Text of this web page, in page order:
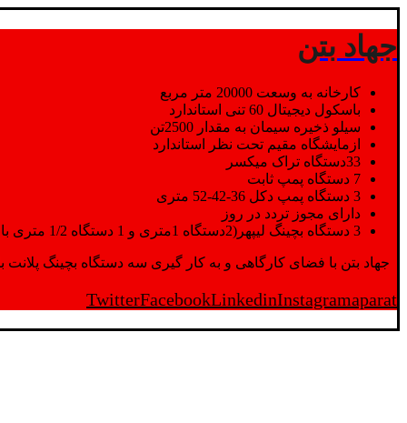
جهاد بتن
کارخانه به وسعت 20000 متر مربع
باسکول دیجیتال 60 تنی استاندارد
سیلو ذخیره سیمان به مقدار 2500تن
ازمایشگاه مقیم تحت نظر استاندارد
33دستگاه تراک میکسر
7 دستگاه پمپ ثابت
3 دستگاه پمپ دکل 36-42-52 متری
دارای مجوز تردد در روز
3 دستگاه بچینگ لیپهر(2دستگاه 1متری و 1 دستگاه 1/2 متری با توان تولید 150 متر مکعب در ساعت)
جهاد بتن با فضای کارگاهی و به کار گیری سه دستگاه بچینگ پلانت با ظرفیت 2500 تن در کنار پرسنل متخصص و پر تلاش واحدهای تولید و ازمایشگاه,بتن با کیفیت را برای واحد
TwitterFacebookLinkedinInstagramaparat